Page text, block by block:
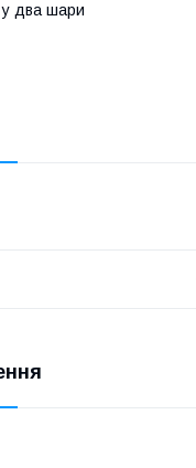
у два шари